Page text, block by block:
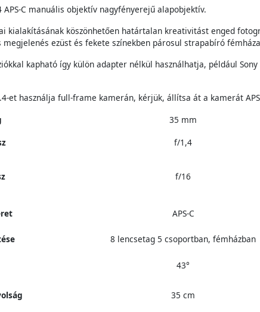
C manuális objektív nagyfényerejű alapobjektív.
kialakításának köszönhetően határtalan kreativitást enged
megjelenés ezüst és fekete színekben párosul strapabíró
kapható így külön adapter nélkül használhatja, például
et használja full-frame kamerán, kérjük, állítsa át a kamerát
35 mm
f/1,4
f/16
APS-C
8 lencsetag 5 csoportban, fémházban
43°
35 cm